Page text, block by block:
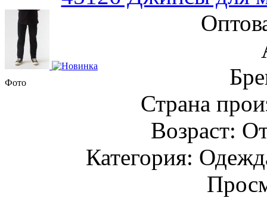
Фото
Страна
Возраст:
Категория: